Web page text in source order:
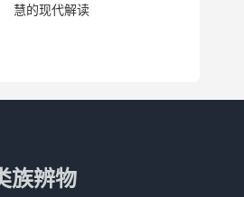
慧的现代解读
族辨物